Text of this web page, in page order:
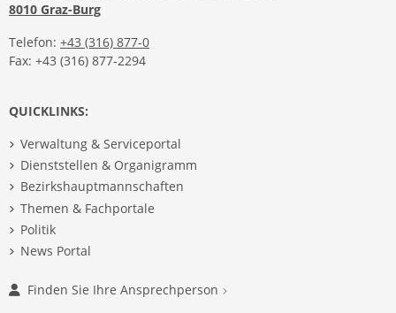
8010 Graz-Burg
Telefon: +43 (316) 877-0
Fax: +43 (316) 877-2294
QUICKLINKS:
Verwaltung & Serviceportal
Dienststellen & Organigramm
Bezirkshauptmannschaften
Themen & Fachportale
Politik
News Portal
Finden Sie Ihre Ansprechperson